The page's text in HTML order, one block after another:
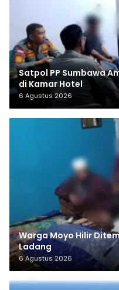
Satpol PP Sumbawa
di Kamar Hotel
6 Agustus 2026
Warga Moyo Hilir
Ladang
6 Agustus 2026